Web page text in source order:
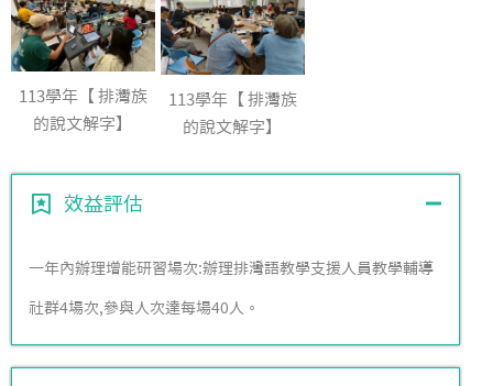
113學年【 排灣族
的說文解字】
113學年【 排灣族
的說文解字】
效益評估
一年內辦理增能研習場次:辦理排灣語教學支援人員教學輔導
社群4場次,參與人次達每場40人。